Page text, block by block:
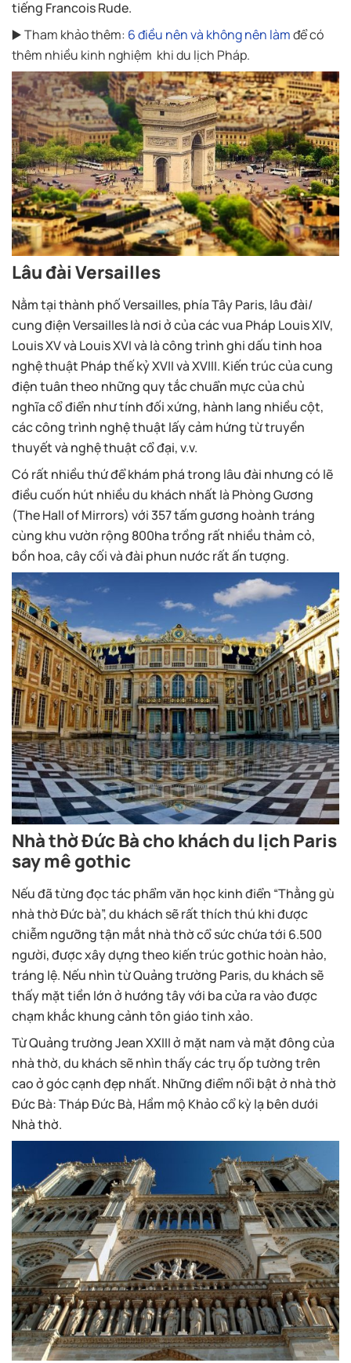
tiếng Francois Rude.
▶️ Tham khảo thêm: 6 điều nên và không nên làmđể có
thêm nhiều kinh nghiệm khi du lịch Pháp.
Lâu đài Versailles
Nằm tại thành phố Versailles, phía Tây Paris, lâu đài/
cung điện Versailles là nơi ở của các vua Pháp Louis XIV,
Louis XV và Louis XVI và là công trình ghi dấu tinh hoa
nghệ thuật Pháp thế kỷ XVII và XVIII. Kiến trúc của cung
điện tuân theo những quy tắc chuẩn mực của chủ
nghĩa cổ điển như tính đối xứng, hành lang nhiều cột,
các công trình nghệ thuật lấy cảm hứng từ truyền
thuyết và nghệ thuật cổ đại, v.v.
Có rất nhiều thứ để khám phá trong lâu đài nhưng có lẽ
điều cuốn hút nhiều du khách nhất là Phòng Gương
(The Hall of Mirrors) với 357 tấm gương hoành tráng
cùng khu vườn rộng 800ha trồng rất nhiều thảm cỏ,
bồn hoa, cây cối và đài phun nước rất ấn tượng.
Nhà thờ Đức Bà cho khách du lịch Paris
say mê gothic
Nếu đã từng đọc tác phẩm văn học kinh điển “Thằng gù
nhà thờ Đức bà”, du khách sẽ rất thích thú khi được
chiễm ngưỡng tận mắt nhà thờ cổ sức chứa tới 6.500
người, được xây dựng theo kiến trúc gothic hoàn hảo,
tráng lệ. Nếu nhìn từ Quảng trường Paris, du khách sẽ
thấy mặt tiền lớn ở hướng tây với ba cửa ra vào được
chạm khắc khung cảnh tôn giáo tinh xảo.
Từ Quảng trường Jean XXIII ở mặt nam và mặt đông của
nhà thờ, du khách sẽ nhìn thấy các trụ ốp tường trên
cao ở góc cạnh đẹp nhất. Những điểm nổi bật ở nhà thờ
Đức Bà: Tháp Đức Bà, Hầm mộ Khảo cổ kỳ lạ bên dưới
Nhà thờ.